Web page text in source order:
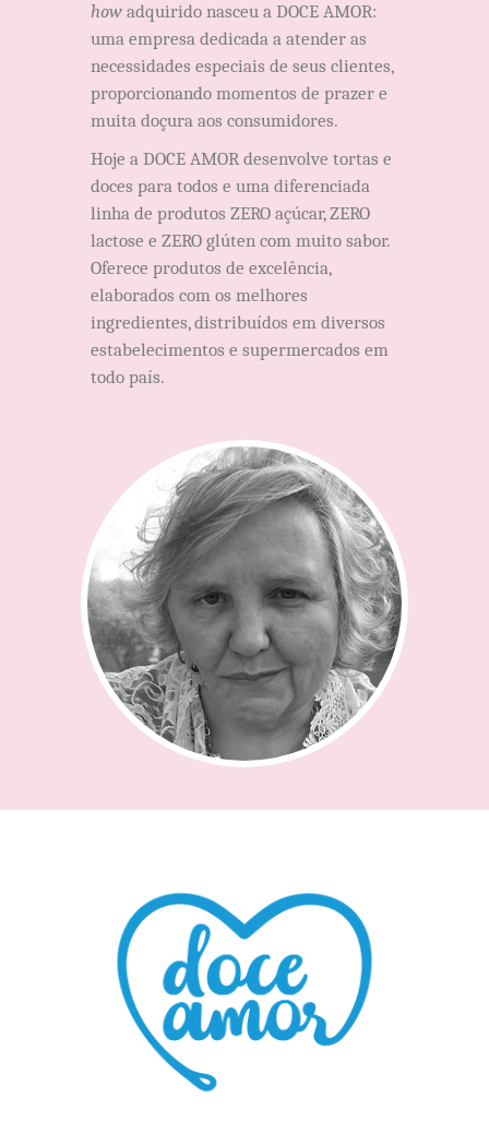
how adquirido nasceu a DOCE AMOR:
uma empresa dedicada a atender as
necessidades especiais de seus clientes,
proporcionando momentos de prazer e
muita doçura aos consumidores.
Hoje a DOCE AMOR desenvolve tortas e
doces para todos e uma diferenciada
linha de produtos ZERO açúcar, ZERO
lactose e ZERO glúten com muito sabor.
Oferece produtos de excelência,
elaborados com os melhores
ingredientes, distribuídos em diversos
estabelecimentos e supermercados em
todo país.